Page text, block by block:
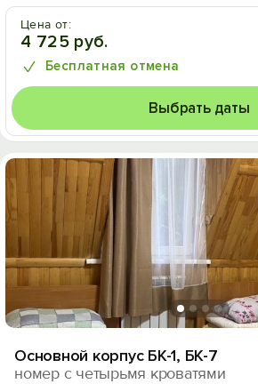
Цена от:
4 725 руб.
Бесплатная отмена
Выбрать даты
Основной корпус БК-1, БК-7
номер с четырьмя кроватями